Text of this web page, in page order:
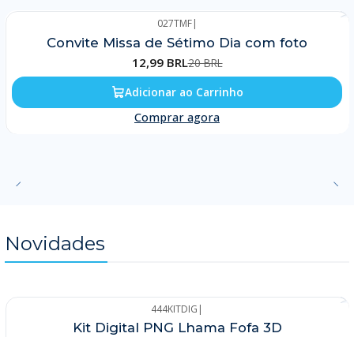
027TMF|
Convite Missa de Sétimo Dia com foto
12,99 BRL20 BRL
Adicionar ao Carrinho
Comprar agora
Novidades
444KITDIG |
Kit Digital PNG Lhama Fofa 3D